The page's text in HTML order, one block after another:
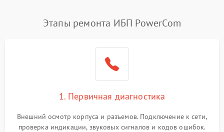
Этапы ремонта ИБП PowerCom
1. Первичная диагностика
Внешний осмотр корпуса и разъемов. Подключение к сети,
проверка индикации, звуковых сигналов и кодов ошибок.